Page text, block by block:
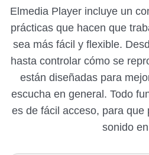
Elmedia Player incluye un
prácticas que hacen que
sea más fácil y flexible.
hasta controlar cómo se
están diseñadas para
escucha en general. Todo
es de fácil acceso, para que
sonido